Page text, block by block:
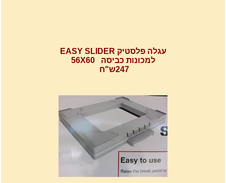
רשת מתכוננת איכותי לתנורי
32נפתח עד 56ס"מ.